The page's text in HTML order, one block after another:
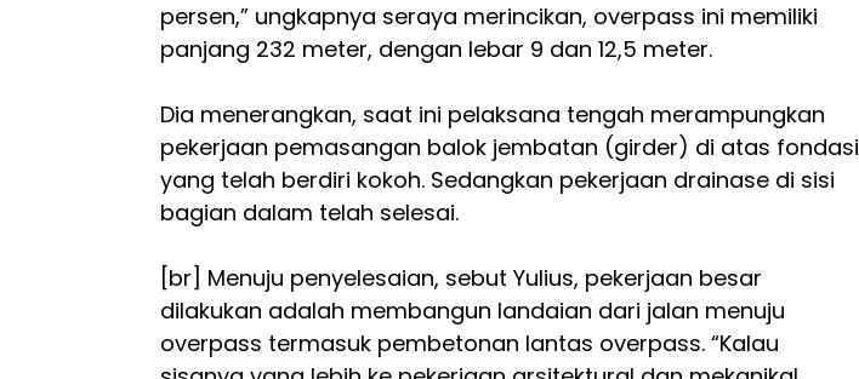
persen,” ungkapnya seraya merincikan, overpass ini memiliki
panjang 232 meter, dengan lebar 9 dan 12,5 meter.
Dia menerangkan, saat ini pelaksana tengah merampungkan
pekerjaan pemasangan balok jembatan (girder) di atas fondasi
yang telah berdiri kokoh. Sedangkan pekerjaan drainase di sisi
bagian dalam telah selesai.
[br] Menuju penyelesaian, sebut Yulius, pekerjaan besar
dilakukan adalah membangun landaian dari jalan menuju
overpass termasuk pembetonan lantas overpass. “Kalau